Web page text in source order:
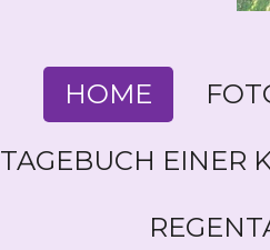
HOME
TAGEBUCH EINER